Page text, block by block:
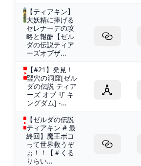
【ティアキン】
大妖精に捧げる
セレナーデの攻
略と報酬【ゼル
ダの伝説ティア
ーズオブザ...
【#21】発見！
竪穴の洞窟[ゼル
ダの伝説 ティア
ーズ オブ ザ キ
ングダム] -...
【ゼルダの伝説
ティアキン # 最
終回】魔王ボコ
って世界救うぞ
ぉ！！【＃くる
りらい...